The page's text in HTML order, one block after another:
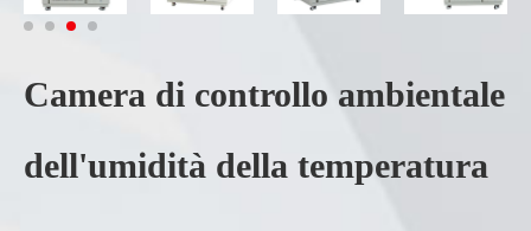
Camera di controllo ambientale
dell'umidità della temperatura